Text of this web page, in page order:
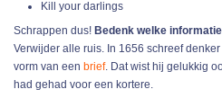
Kill your darlings
Schrappen dus! Bedenk welke
Verwijder alle ruis. In 1656 schreef denker
vorm van een brief. Dat wist hij gelukkig
had gehad voor een kortere.